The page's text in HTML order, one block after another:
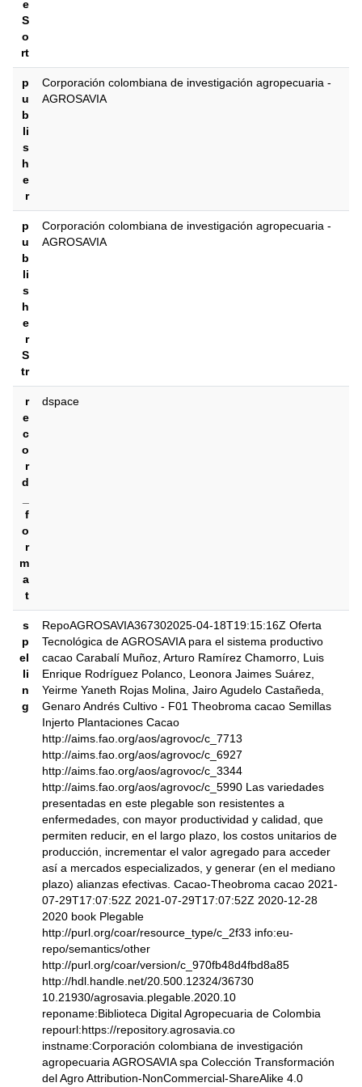
e
S
o
rt
p
u
b
li
s
h
e
r
Corporación colombiana de investigación agropecuaria -
AGROSAVIA
p
u
b
li
s
h
e
r
S
tr
Corporación colombiana de investigación agropecuaria -
AGROSAVIA
r
e
c
o
r
d
f
o
r
m
a
t
dspace
s
p
el
li
n
g
RepoAGROSAVIA367302025-04-18T19:15:16Z Oferta
Tecnológica de AGROSAVIA para el sistema productivo
cacao Carabalí Muñoz, Arturo Ramírez Chamorro, Luis
Enrique Rodríguez Polanco, Leonora Jaimes Suárez,
Yeirme Yaneth Rojas Molina, Jairo Agudelo Castañeda,
Genaro Andrés Cultivo - F01 Theobroma cacao Semillas
Injerto Plantaciones Cacao
http://aims.fao.org/aos/agrovoc/c_7713
http://aims.fao.org/aos/agrovoc/c_6927
http://aims.fao.org/aos/agrovoc/c_3344
http://aims.fao.org/aos/agrovoc/c_5990 Las variedades
presentadas en este plegable son resistentes a
enfermedades, con mayor productividad y calidad, que
permiten reducir, en el largo plazo, los costos unitarios de
producción, incrementar el valor agregado para acceder
así a mercados especializados, y generar (en el mediano
plazo) alianzas efectivas. Cacao-Theobroma cacao 2021-
07-29T17:07:52Z 2021-07-29T17:07:52Z 2020-12-28
2020 book Plegable
http://purl.org/coar/resource_type/c_2f33 info:eu-
repo/semantics/other
http://purl.org/coar/version/c_970fb48d4fbd8a85
http://hdl.handle.net/20.500.12324/36730
10.21930/agrosavia.plegable.2020.10
reponame:Biblioteca Digital Agropecuaria de Colombia
repourl:https://repository.agrosavia.co
instname:Corporación colombiana de investigación
agropecuaria AGROSAVIA spa Colección Transformación
del Agro Attribution-NonCommercial-ShareAlike 4.0